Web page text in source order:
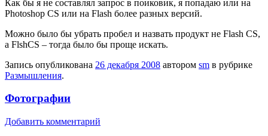
Как бы я не составлял запрос в поиковик, я попадаю или на
Photoshop CS или на Flash более разных версий.
Можно было бы убрать пробел и назвать продукт не Flash CS,
а FlshCS – тогда было бы проще искать.
Запись опубликована 26 декабря 2008 автором sm в рубрике
Размышления.
Фотографии
Добавить комментарий